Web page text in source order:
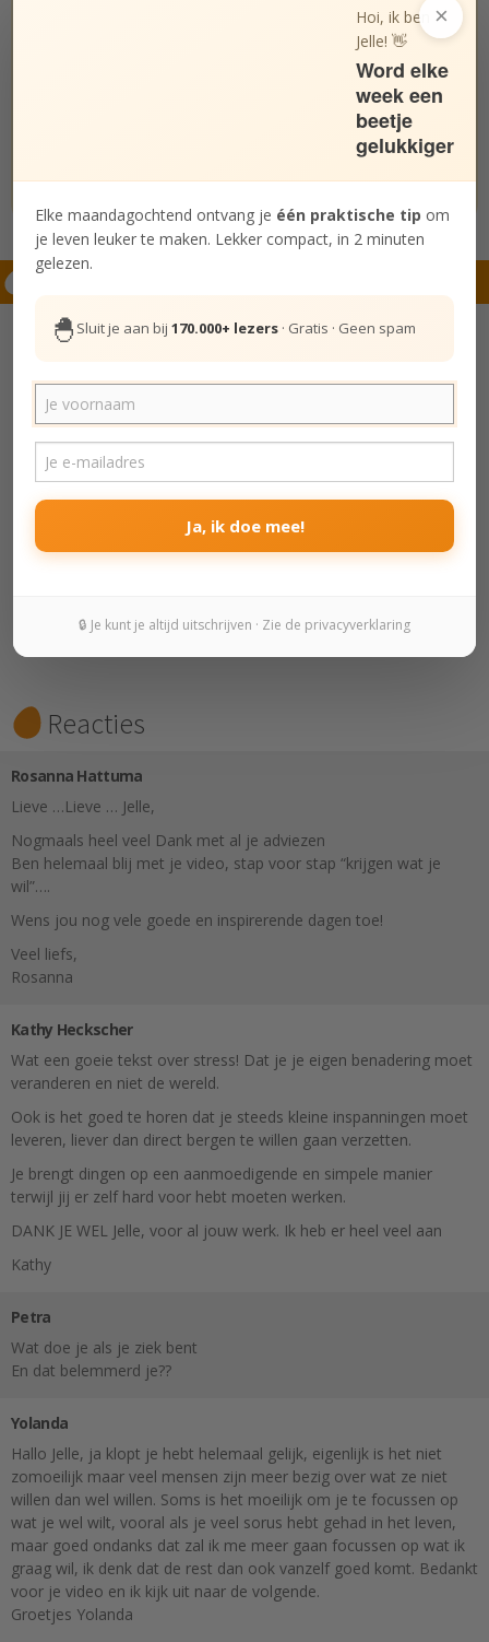
✓ 29 korte stellingen · ±3 minuten · je gelukstype per mail
Hierna lezen
Voor de controlfreaks
Zo krijg je grip op je chaotische leven -
5 tips
Reacties
Rosanna Hattuma
Lieve …Lieve … Jelle,
Nogmaals heel veel Dank met al je adviezen
Ben helemaal blij met je video, stap voor stap “krijgen wat je
wil”….
Wens jou nog vele goede en inspirerende dagen toe!
Veel liefs,
Rosanna
Kathy Heckscher
Wat een goeie tekst over stress! Dat je je eigen benadering moet
veranderen en niet de wereld.
Ook is het goed te horen dat je steeds kleine inspanningen moet
leveren, liever dan direct bergen te willen gaan verzetten.
Je brengt dingen op een aanmoedigende en simpele manier
terwijl jij er zelf hard voor hebt moeten werken.
DANK JE WEL Jelle, voor al jouw werk. Ik heb er heel veel aan
Kathy
Petra
Wat doe je als je ziek bent
En dat belemmerd je??
Yolanda
Hallo Jelle, ja klopt je hebt helemaal gelijk, eigenlijk is het niet
zomoeilijk maar veel mensen zijn meer bezig over wat ze niet
willen dan wel willen. Soms is het moeilijk om je te focussen op
wat je wel wilt, vooral als je veel sorus hebt gehad in het leven,
maar goed ondanks dat zal ik me meer gaan focussen op wat ik
graag wil, ik denk dat de rest dan ook vanzelf goed komt. Bedankt
voor je video en ik kijk uit naar de volgende.
Groetjes Yolanda
×
Hoi, ik ben
Jelle! 👋
Word elke
week een
beetje
gelukkiger
Elke maandagochtend ontvang je één praktische tip om
je leven leuker te maken. Lekker compact, in 2 minuten
gelezen.
🐣 Sluit je aan bij 170.000+ lezers · Gratis · Geen spam
Ja, ik doe mee!
🔒 Je kunt je altijd uitschrijven · Zie de privacyverklaring